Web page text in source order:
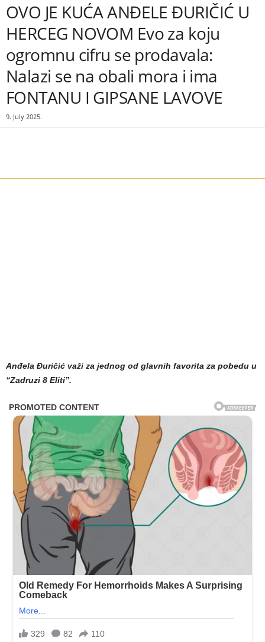
OVO JE KUĆA ANĐELE ĐURIČIĆ U
HERCEG NOVOM Evo za koju
ogromnu cifru se prodavala:
Nalazi se na obali mora i ima
FONTANU I GIPSANE LAVOVE
9. July 2025.
Anđela Đuričić važi za jednog od glavnih favorita za pobedu u
“Zadruzi 8 Eliti”.